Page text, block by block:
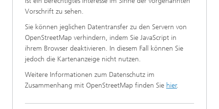
Vorschrift zu sehen.
Sie können jeglichen Datentransfer zu den Servern von
OpenStreetMap verhindern, indem Sie JavaScript in
ihrem Browser deaktivieren. In diesem Fall können Sie
jedoch die Kartenanzeige nicht nutzen.
Weitere Informationen zum Datenschutz im
Zusammenhang mit OpenStreetMap finden Sie hier.